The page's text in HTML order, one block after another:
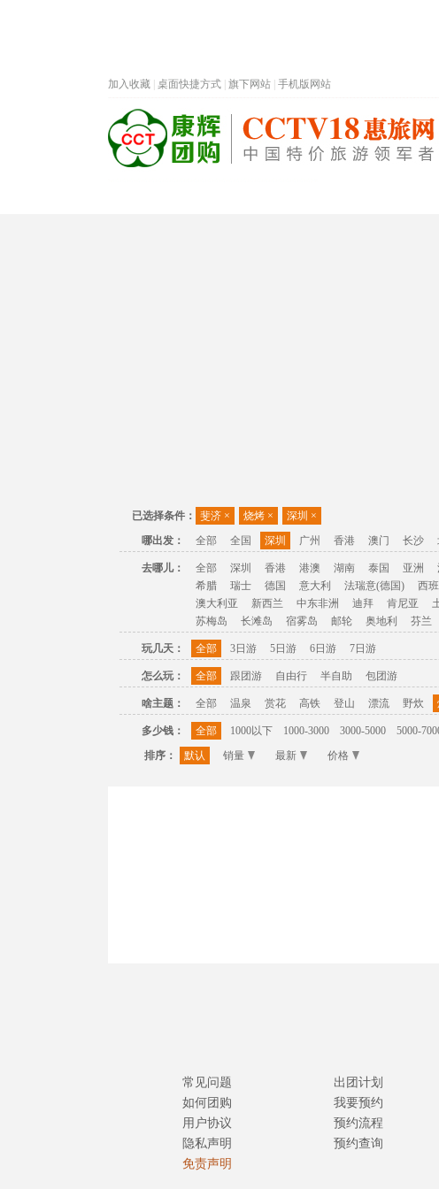
加入收藏 桌面快捷方式 旗下网站 手机版网站
已选择条件： 斐济 × 烧烤 × 深圳 ×
哪出发：
全部 全国 深圳 广州 香港 澳门 长沙
去哪儿： 全部 深圳 香港 港澳 湖南 泰国 亚洲
希腊
瑞士 德国 意大利 法瑞意(德国) 西
澳大利亚
新西兰 中东非洲 迪拜 肯尼亚
苏梅岛
长滩岛 宿雾岛 邮轮 奥地利 芬兰
玩几天： 全部 3日游 5日游 6日游 7日游
怎么玩： 全部 跟团游 自由行 半自助 包团游
啥主题： 全部 温泉 赏花 高铁 登山 漂流 野炊
多少钱： 全部 1000以下 1000-3000 3000-5000 5000-
排序：
默认 销量 最新 价格
常见问题
如何团购
用户协议
隐私声明
免责声明
出团计划
我要预约
预约流程
预约查询